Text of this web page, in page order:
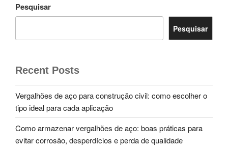
Pesquisar
Pesquisar
Recent Posts
Vergalhões de aço para construção civil: como escolher o
tipo ideal para cada aplicação
Como armazenar vergalhões de aço: boas práticas para
evitar corrosão, desperdícios e perda de qualidade